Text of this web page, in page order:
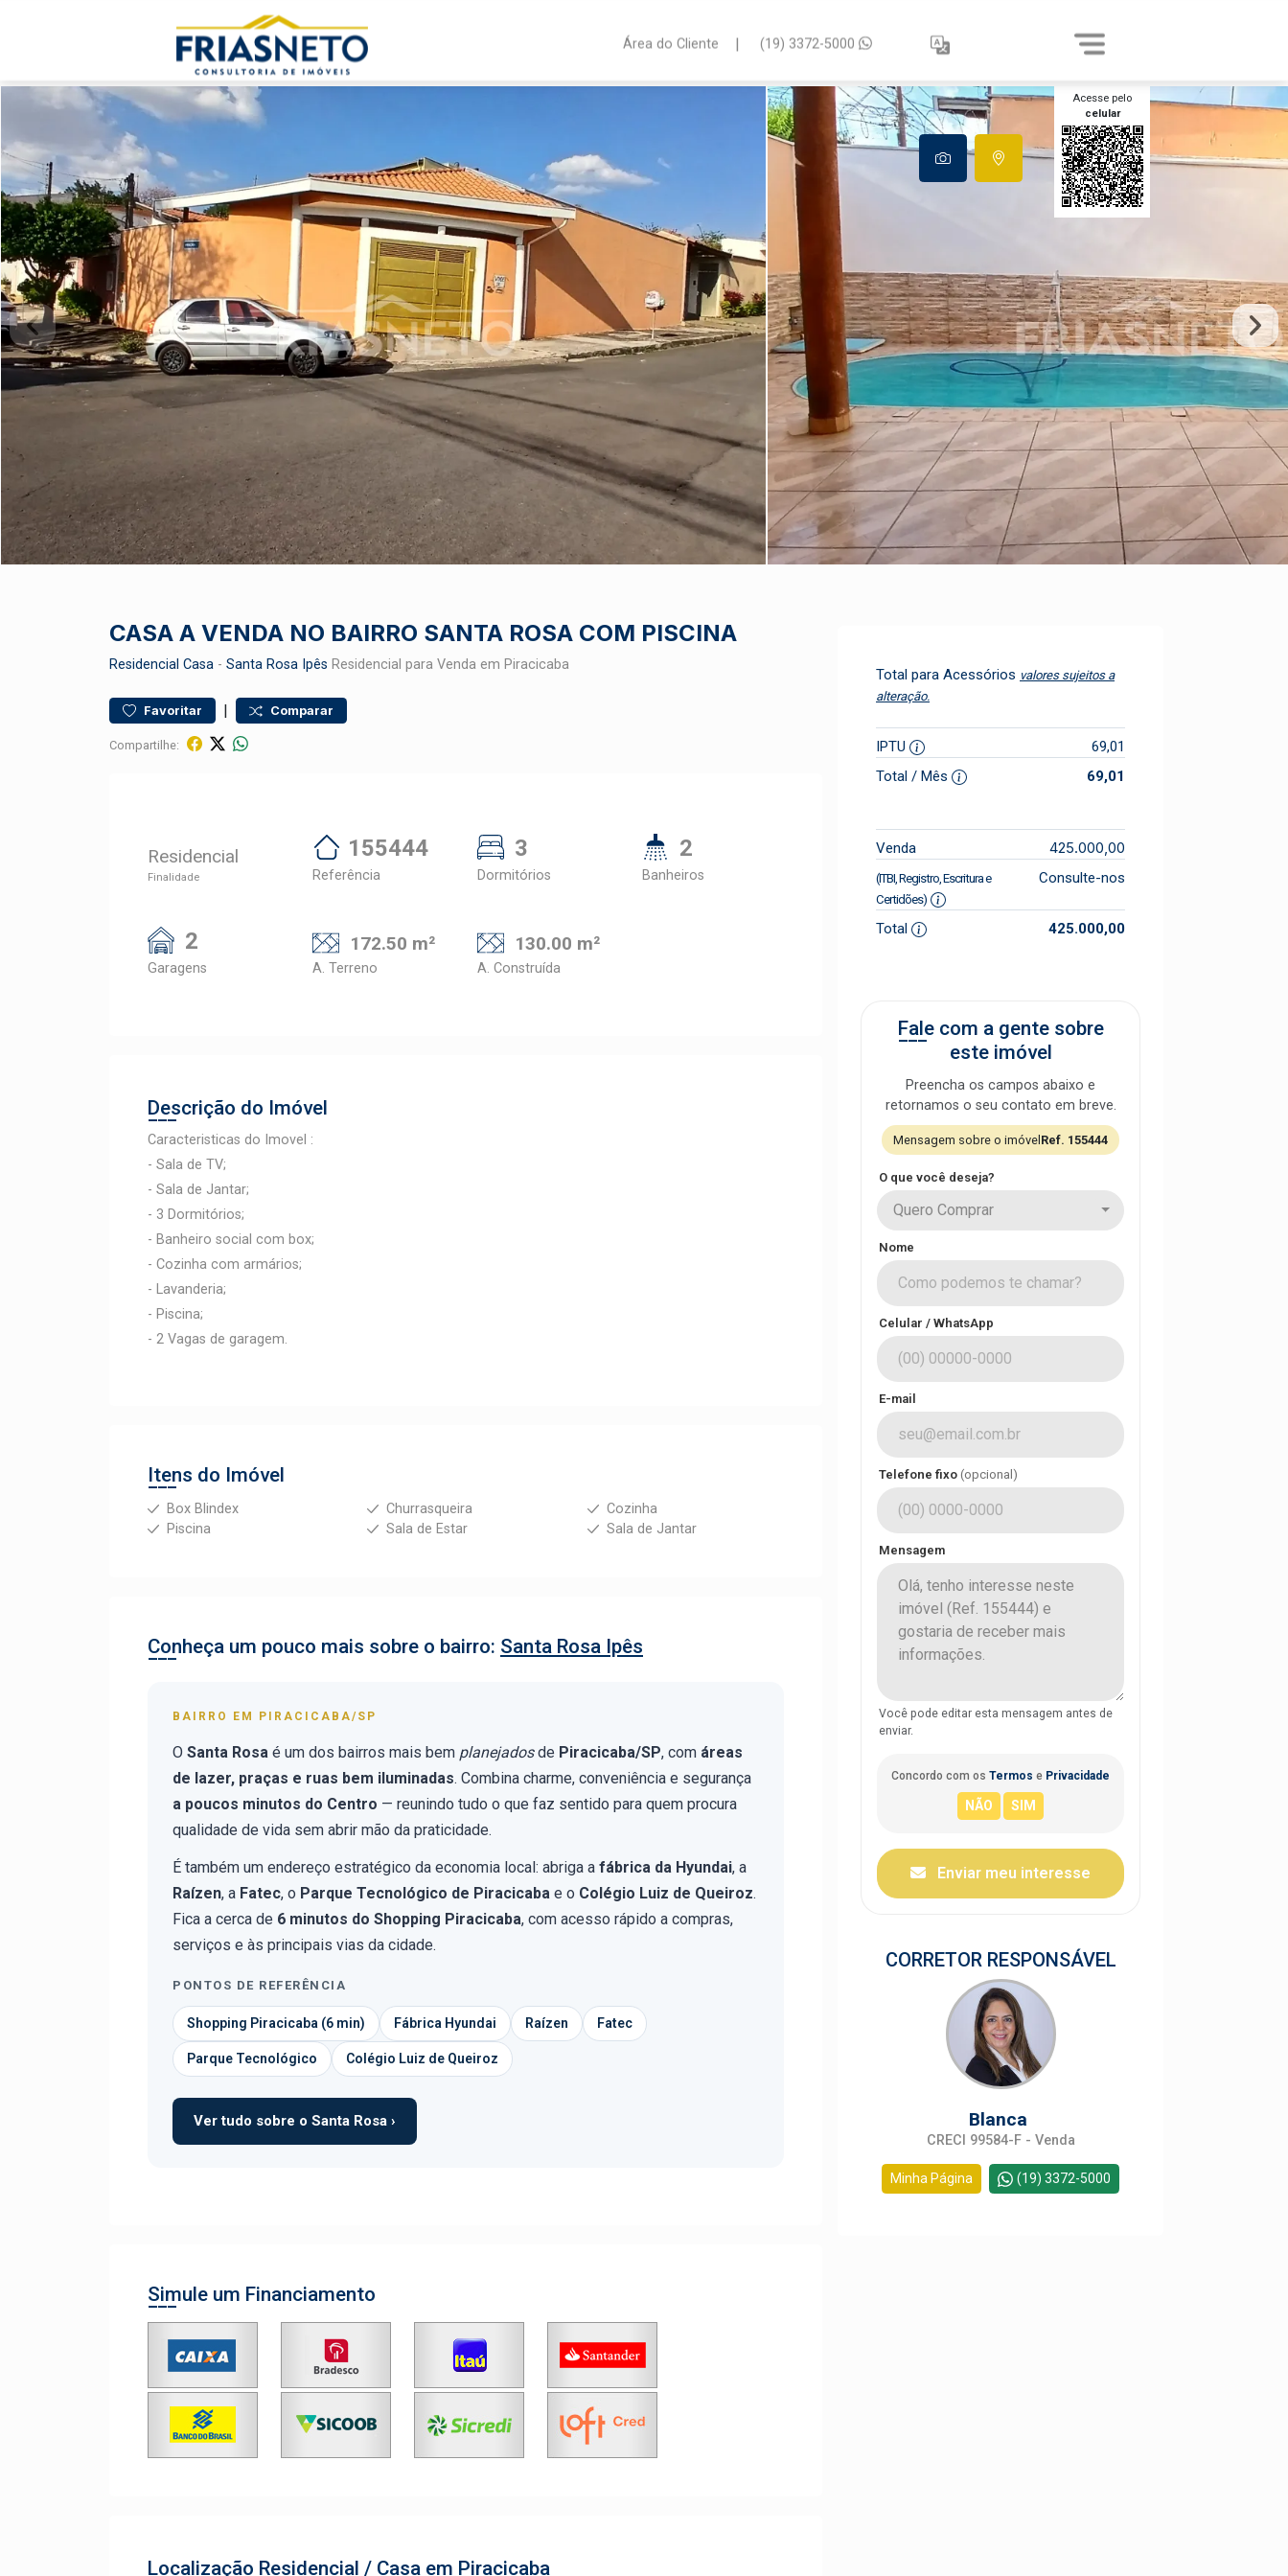
Área do Cliente | (19) 3372-5000
Acesse pelo
celular
CASA A VENDA NO BAIRRO SANTA ROSA COM PISCINA
Residencial Casa - Santa Rosa Ipês Residencial para Venda em Piracicaba
Favoritar | Comparar
Compartilhe:
Residencial
Finalidade
155444
Referência
3
Dormitórios
2
Banheiros
2
Garagens
172.50 m²
A. Terreno
130.00 m²
A. Construída
Descrição do Imóvel
Caracteristicas do Imovel :
- Sala de TV;
- Sala de Jantar;
- 3 Dormitórios;
- Banheiro social com box;
- Cozinha com armários;
- Lavanderia;
- Piscina;
- 2 Vagas de garagem.
Itens do Imóvel
Box Blindex Churrasqueira
Cozinha
Piscina
Sala de Estar Sala de Jantar
Conheça um pouco mais sobre o bairro: Santa Rosa Ipês
BAIRRO EM PIRACICABA/SP
O Santa Rosa é um dos bairros mais bem planejadosde Piracicaba/SP, com áreas
de lazer, praças e ruas bem iluminadas. Combina charme, conveniência e segurança
a poucos minutos do Centro — reunindo tudo o que faz sentido para quem procura
qualidade de vida sem abrir mão da praticidade.
É também um endereço estratégico da economia local: abriga a fábrica da Hyundai, a
Raízen, a Fatec, o Parque Tecnológico de Piracicaba e o Colégio Luiz de Queiroz.
Fica a cerca de 6 minutos do Shopping Piracicaba, com acesso rápido a compras,
serviços e às principais vias da cidade.
PONTOS DE REFERÊNCIA
Shopping Piracicaba (6 min) Fábrica Hyundai Raízen Fatec
Parque Tecnológico Colégio Luiz de Queiroz
Ver tudo sobre o Santa Rosa ›
Simule um Financiamento
Localização Residencial / Casa em Piracicaba
Total para Acessórios valores sujeitos a
alteração.
IPTU
69,01
Total / Mês
69,01
Venda 425.000,00
(ITBI, Registro, Escritura e
Certidões)
Consulte-nos
Total 425.000,00
Fale com a gente sobre
este imóvel
Preencha os campos abaixo e
retornamos o seu contato em breve.
Mensagem sobre o imóvel Ref. 155444
O que você deseja?
Quero Comprar
Nome
Celular / WhatsApp
E-mail
Telefone fixo (opcional)
Mensagem
Você pode editar esta mensagem antes de
enviar.
Concordo com os Termos e Privacidade
Enviar meu interesse
CORRETOR RESPONSÁVEL
Blanca
CRECI 99584-F - Venda
Minha Página (19) 3372-5000